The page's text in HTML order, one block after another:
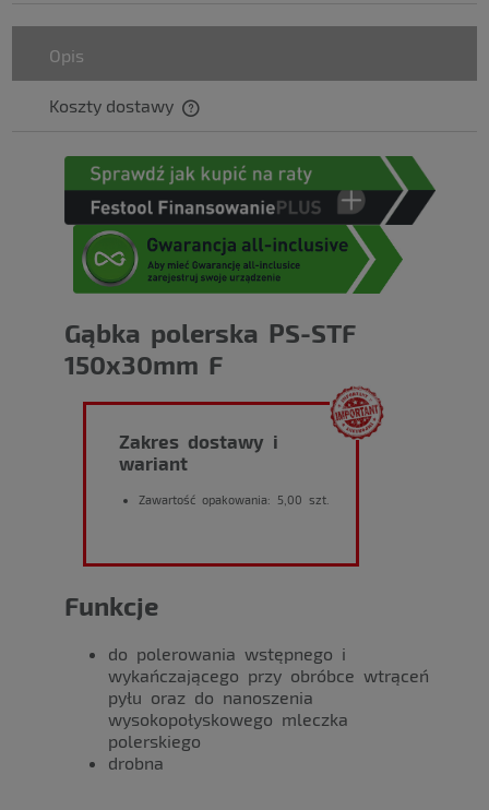
Opis
Koszty dostawy
Gąbka polerska PS-STF
150x30mm F
Zakres dostawy i
wariant
Zawartość opakowania: 5,00 szt.
Funkcje
do polerowania wstępnego i
wykańczającego przy obróbce wtrąceń
pyłu oraz do nanoszenia
wysokopołyskowego mleczka
polerskiego
drobna